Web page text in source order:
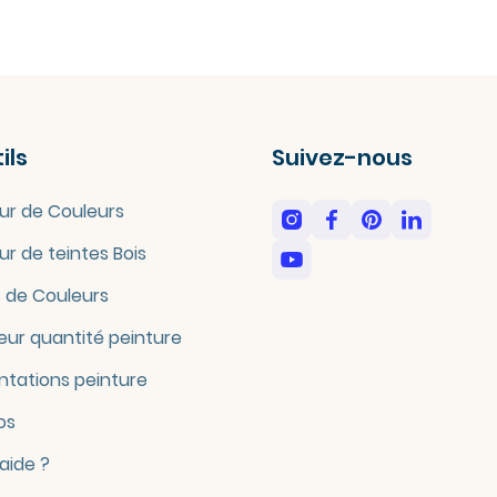
de Couleurs
de teintes Bois
Couleurs
quantité peinture
peinture
?
Suivez-nous